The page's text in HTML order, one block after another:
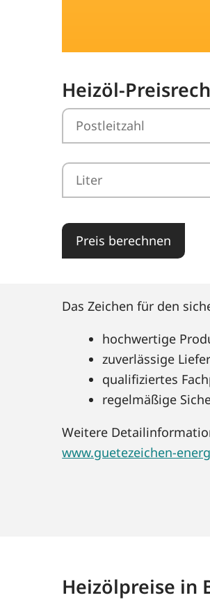
Heizöl-
Preis berechnen
Das Zeichen für den
hochwertige
zuverlässige
qualifiziertes
regelmäßige
Weitere
www.guetezeichen-
Heizölpreise in